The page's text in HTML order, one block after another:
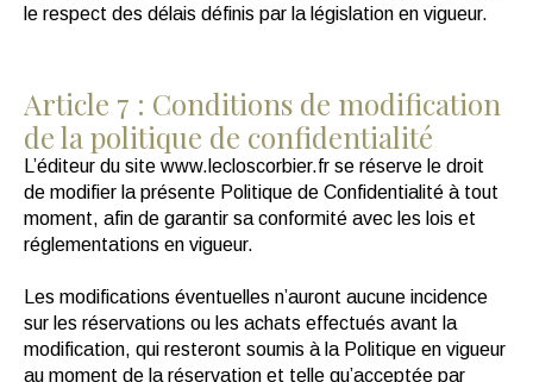
le respect des délais définis par la législation en vigueur.
Article 7 : Conditions de modification
de la politique de confidentialité
L’éditeur du site www.lecloscorbier.fr se réserve le droit
de modifier la présente Politique de Confidentialité à tout
moment, afin de garantir sa conformité avec les lois et
réglementations en vigueur.
Les modifications éventuelles n’auront aucune incidence
sur les réservations ou les achats effectués avant la
modification, qui resteront soumis à la Politique en vigueur
au moment de la réservation et telle qu’acceptée par